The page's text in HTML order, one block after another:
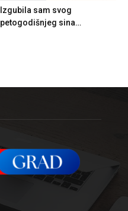
Izgubila sam svog
petogodišnjeg sina…